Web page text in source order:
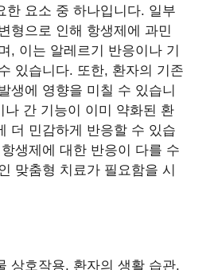
한 요소 중 하나입니다. 일부
형으로 인해 항생제에 과민
, 이는 알레르기 반응이나 기
있습니다. 또한, 환자의 기존
생에 영향을 미칠 수 있습니
나 간 기능이 이미 약화된 환
더 민감하게 반응할 수 있습
생제에 대한 반응이 다를 수
맞춤형 치료가 필요함을 시
상호작용, 환자의 생활 습관,